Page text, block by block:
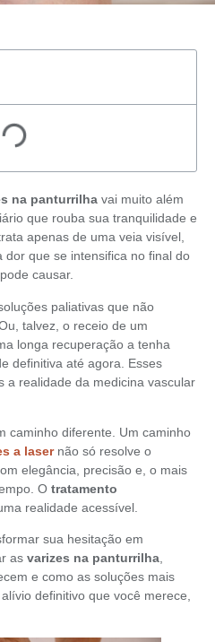
na panturrilha vai muito além
que rouba sua tranquilidade e
apenas de uma veia visível,
dor que se intensifica no final do
causar.
paliativas que não
talvez, o receio de um
longa recuperação a tenha
definitiva até agora. Esses
a realidade da medicina vascular
caminho diferente. Um caminho
a lasernão só resolve o
elegância, precisão e, o mais
O tratamento
realidade acessível.
sua hesitação em
as varizes na panturrilha,
e como as soluções mais
definitivo que você merece,